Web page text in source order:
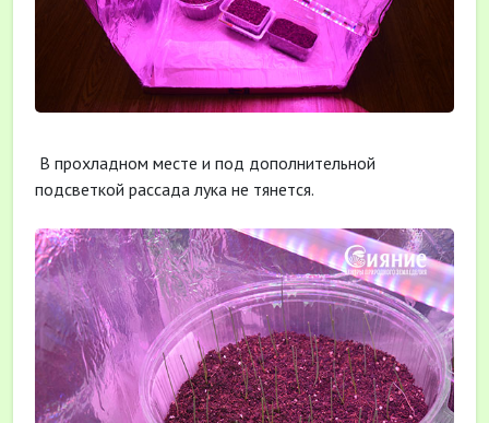
В прохладном месте и под дополнительной
подсветкой рассада лука не тянется.